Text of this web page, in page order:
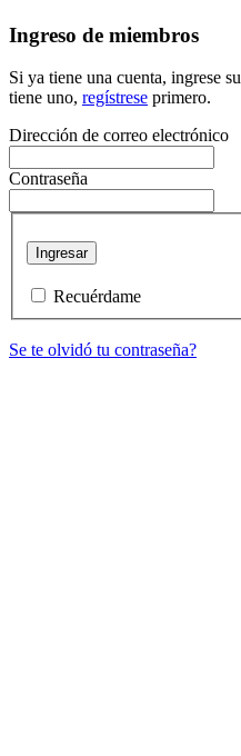
Ingreso de miembros
Si ya tiene una cuenta, ingrese
tiene uno, regístrese primero.
Dirección de correo electrónico
Contraseña
Ingresar
Recuérdame
Se te olvidó tu contraseña?